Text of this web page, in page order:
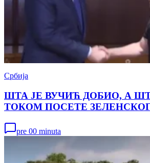
Србија
ШТА ЈЕ ВУЧИЋ ДОБИО, А
ТОКОМ ПОСЕТЕ
pre 00 minuta